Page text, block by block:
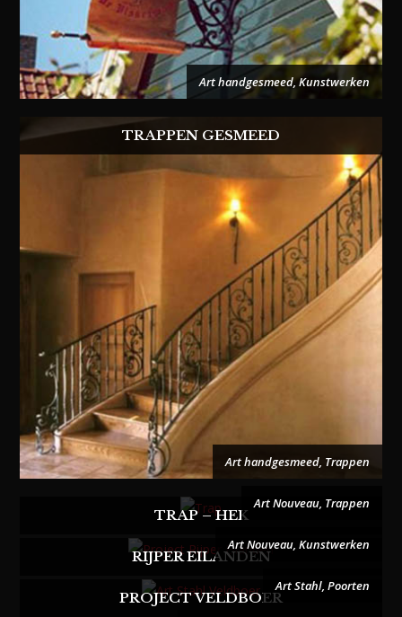
Art handgesmeed,Kunstwerken
TRAPPEN GESMEED
Art handgesmeed, Trappen
TRAP – HEK
Art Nouveau, Trappen
RIJPER EILANDEN
Art Nouveau, Kunstwerken
PROJECT VELDBOER
Art Stahl, Poorten